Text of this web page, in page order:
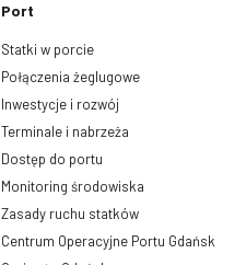
Port
Statki w porcie
Połączenia żeglugowe
Inwestycje i rozwój
Terminale i nabrzeża
Dostęp do portu
Monitoring środowiska
Zasady ruchu statków
Centrum Operacyjne Portu Gdańsk